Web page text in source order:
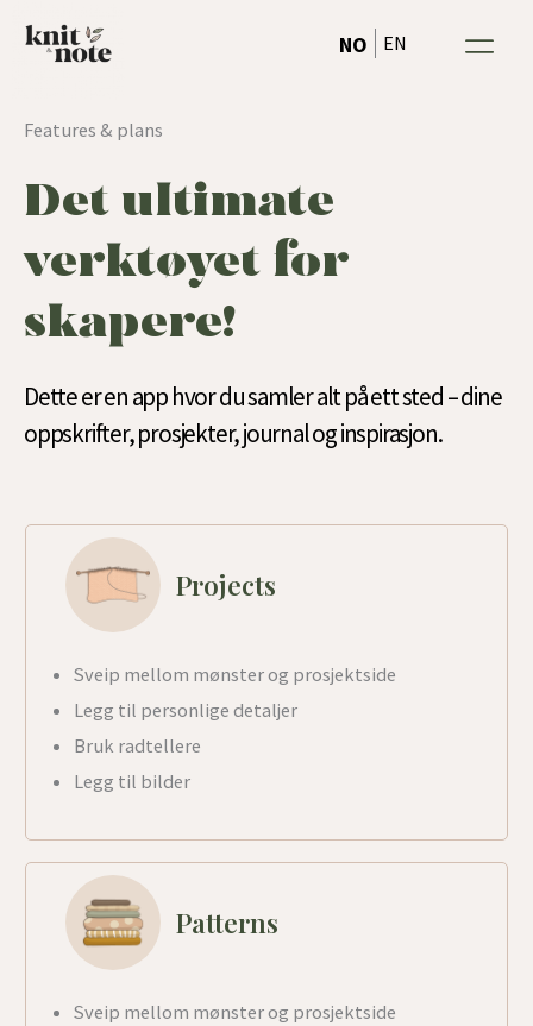
rett
innholdet
NO EN
Features & plans
Det ultimate
verktøyet for
skapere!
Dette er en app hvor du samler alt på ett sted – dine
oppskrifter, prosjekter, journal og inspirasjon.
Projects
Sveip mellom mønster og prosjektside
Legg til personlige detaljer
Bruk radtellere
Legg til bilder
Patterns
Sveip mellom mønster og prosjektside